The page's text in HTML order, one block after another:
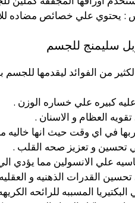
: يحتوي علي خصائص مضاده
سليمنج للجسم
من الفوائد ليقدمها
كبيره علي خساره الوزن .
العظام و الاسنان .
في اي وقت حيث انها خاليه
تحسين و تعزيز صحه القلب .
علي الانسولين مما يؤدي
القدرات الذهنيه و
المسببه للرائحه